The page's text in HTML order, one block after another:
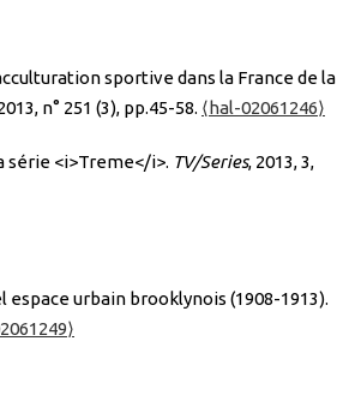
sportive dans la France de la
n° 251 (3), pp.45-58. ⟨hal-02061246⟩
série <i>Treme</i>. TV/Series, 2013, 3,
urbain brooklynois (1908-1913).